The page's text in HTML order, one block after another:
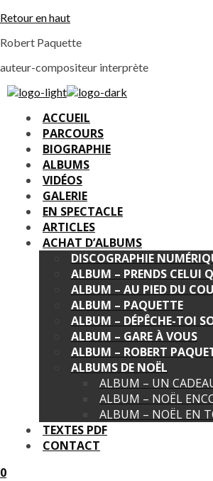
Retour en haut
Robert Paquette
auteur-compositeur interprète
ACCUEIL
PARCOURS
BIOGRAPHIE
ALBUMS
VIDÉOS
GALERIE
EN SPECTACLE
ARTICLES
ACHAT D’ALBUMS
DISCOGRAPHIE
ALBUM – PRENDS CELUI
ALBUM – AU PIED DU
ALBUM – PAQUETTE
ALBUM – DÉPÊCHE-TOI
ALBUM – GARE À VOUS
ALBUM – ROBERT
ALBUMS DE NOËL
ALBUM – UN
ALBUM – NOËL
ALBUM – NOËL EN
TEXTES PDF
CONTACT
0